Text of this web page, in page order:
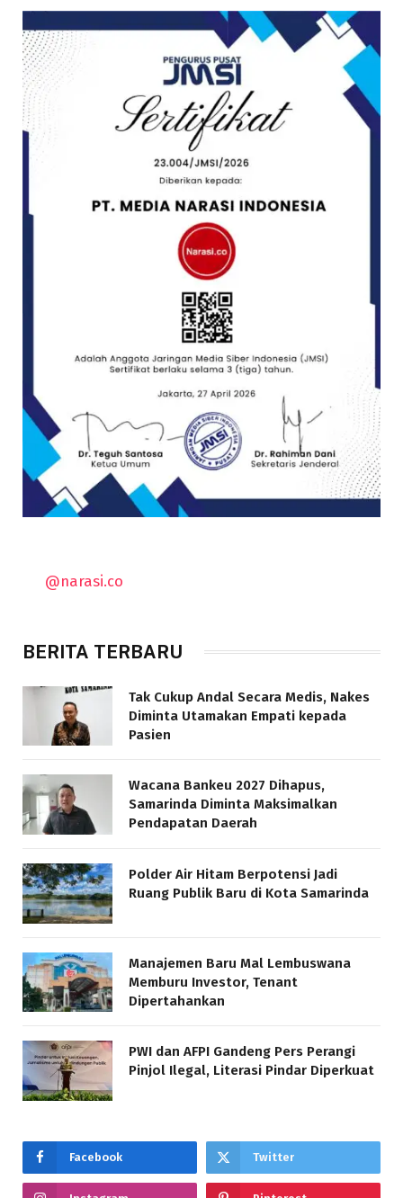
@narasi.co
BERITA TERBARU
Tak Cukup Andal Secara Medis, Nakes
Diminta Utamakan Empati kepada
Pasien
Wacana Bankeu 2027 Dihapus,
Samarinda Diminta Maksimalkan
Pendapatan Daerah
Polder Air Hitam Berpotensi Jadi
Ruang Publik Baru di Kota Samarinda
Manajemen Baru Mal Lembuswana
Memburu Investor, Tenant
Dipertahankan
PWI dan AFPI Gandeng Pers Perangi
Pinjol Ilegal, Literasi Pindar Diperkuat
Facebook Twitter